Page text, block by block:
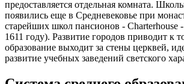
предоставляется отдельная комната.
появились еще в Средневековье при
старейших школ пансионов - Charterhouse
1611 году). Развитие городов приводит к
образование выходит за стены церквей,
развитие учебных заведений светского